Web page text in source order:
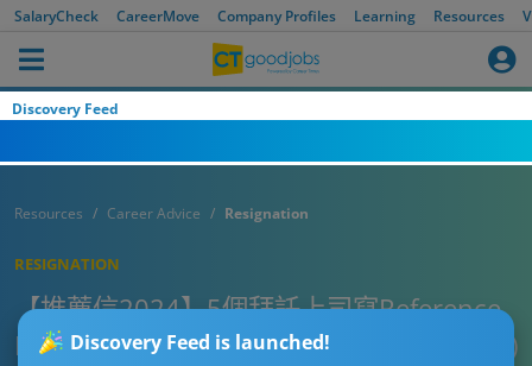
SalaryCheck CareerMove Company Profiles Learning Resources
Discovery Feed
Discovery Feed is launched!
Resources Career Advice Resignation
RESIGNATION
【推薦信2024】5個拜託上司寫Reference
Letter的技巧(內附範例及寫推薦信注意事項)